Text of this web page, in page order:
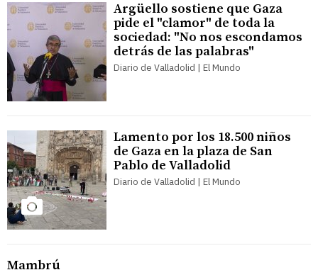
Argüello sostiene que Gaza
pide el "clamor" de toda la
sociedad: "No nos escondamos
detrás de las palabras"
Diario de Valladolid | El Mundo
Lamento por los 18.500 niños
de Gaza en la plaza de San
Pablo de Valladolid
Diario de Valladolid | El Mundo
Mambrú